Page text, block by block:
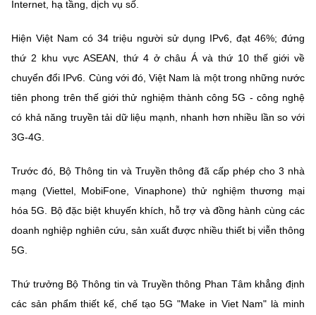
Internet, hạ tầng, dịch vụ số.
Hiện Việt Nam có 34 triệu người sử dụng IPv6, đạt 46%; đứng
thứ 2 khu vực ASEAN, thứ 4 ở châu Á và thứ 10 thế giới về
chuyển đổi IPv6. Cùng với đó, Việt Nam là một trong những nước
tiên phong trên thế giới thử nghiệm thành công 5G - công nghệ
có khả năng truyền tải dữ liệu mạnh, nhanh hơn nhiều lần so với
3G-4G.
Trước đó, Bộ Thông tin và Truyền thông đã cấp phép cho 3 nhà
mạng (Viettel, MobiFone, Vinaphone) thử nghiệm thương mại
hóa 5G. Bộ đặc biệt khuyến khích, hỗ trợ và đồng hành cùng các
doanh nghiệp nghiên cứu, sản xuất được nhiều thiết bị viễn thông
5G.
Thứ trưởng Bộ Thông tin và Truyền thông Phan Tâm khẳng định
các sản phẩm thiết kế, chế tạo 5G "Make in Viet Nam" là minh